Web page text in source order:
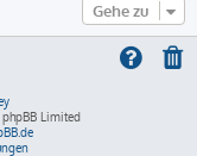
Gehe zu
Limited